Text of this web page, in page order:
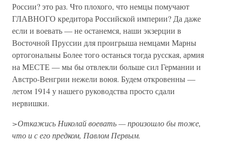
России? это раз. Что плохого, что немцы помучают
ГЛАВНОГО кредитора Российской империи? Да даже
если и воевать — не останемся, наши экзерции в
Восточной Пруссии для проигрыша немцами Марны
ортогональны Более того останься тогда русская, армия
на МЕСТЕ — мы бы отвлекли больше сил Германии и
Австро-Венгрии нежели воюя. Будем откровенны —
летом 1914 у нашего руководства просто сдали
нервишки.
>Откажись Николай воевать — произошло бы тоже,
что и с его предком, Павлом Первым.